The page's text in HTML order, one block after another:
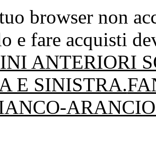
browser non
e fare acquisti
ANTERIORI
E SINISTRA.